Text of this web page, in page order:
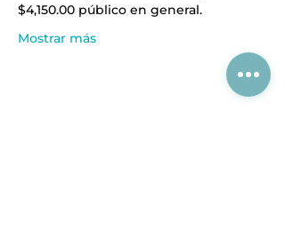
$4,150.00 público en general.
Mostrar más